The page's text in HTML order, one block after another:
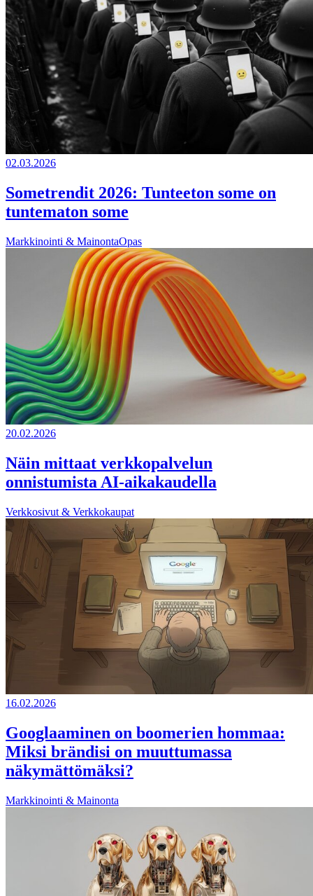
02.03.2026
Sometrendit 2026: Tunteeton some on
tuntematon some
Markkinointi & MainontaOpas
20.02.2026
Näin mittaat verkkopalvelun
onnistumista AI-aikakaudella
Verkkosivut & Verkkokaupat
16.02.2026
Googlaaminen on boomerien hommaa:
Miksi brändisi on muuttumassa
näkymättömäksi?
Markkinointi & Mainonta